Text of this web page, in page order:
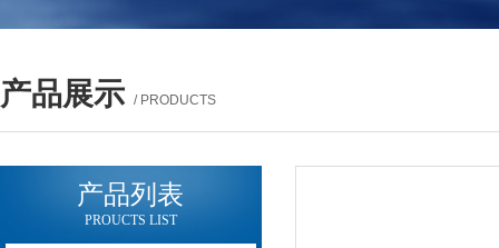
产品展示 / PRODUCTS
产品列表
PROUCTS LIST